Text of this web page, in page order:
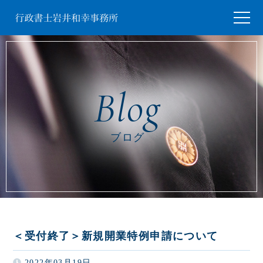
ブログ
＜受付終了＞新規開業特例申請について